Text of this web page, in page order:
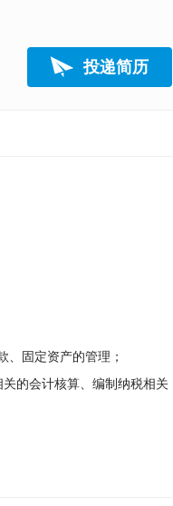
投递简历
固定资产的管理；
的会计核算、编制纳税相关